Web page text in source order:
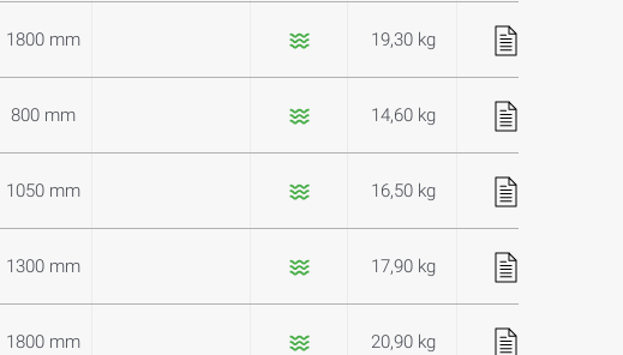
1800 mm 19,30 kg
800 mm 14,60 kg
1050 mm 16,50 kg
1300 mm 17,90 kg
1800 mm 20,90 kg